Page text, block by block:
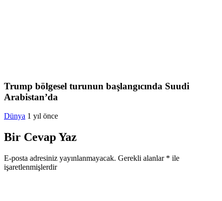
Trump bölgesel turunun başlangıcında Suudi
Arabistan’da
Dünya 1 yıl önce
Bir Cevap Yaz
E-posta adresiniz yayınlanmayacak. Gerekli alanlar * ile
işaretlenmişlerdir